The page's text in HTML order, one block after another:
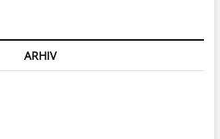
ARHIV